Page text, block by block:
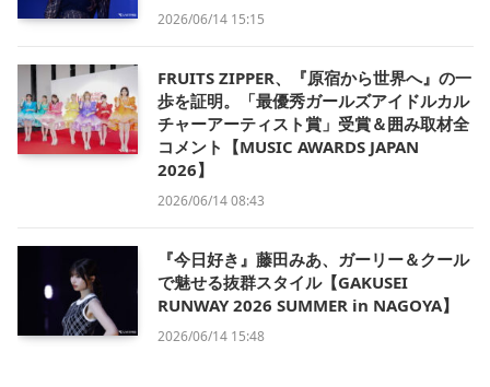
2026/06/14 15:15
FRUITS ZIPPER、『原宿から世界へ』の一
歩を証明。「最優秀ガールズアイドルカル
チャーアーティスト賞」受賞＆囲み取材全
コメント【MUSIC AWARDS JAPAN
2026】
2026/06/14 08:43
『今日好き』藤田みあ、ガーリー＆クール
で魅せる抜群スタイル【GAKUSEI
RUNWAY 2026 SUMMER in NAGOYA】
2026/06/14 15:48